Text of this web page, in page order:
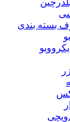
بسته بندی